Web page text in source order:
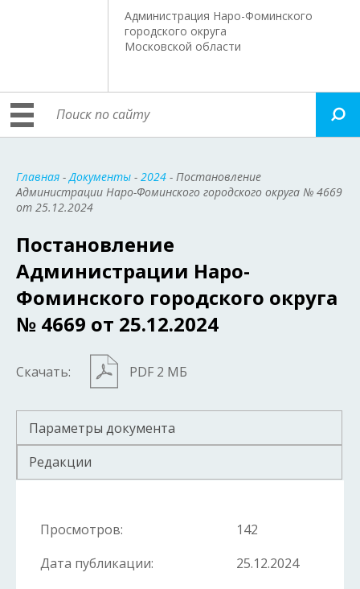
Администрация Наро-Фоминского
городского округа
Московской области
Главная -Документы - 2024 - Постановление
Администрации Наро-Фоминского городского округа № 4669
от 25.12.2024
Постановление
Администрации Наро-
Фоминского городского округа
№ 4669 от 25.12.2024
Скачать: PDF 2 МБ
Параметры документа
Редакции
Просмотров:
142
Дата публикации:
25.12.2024